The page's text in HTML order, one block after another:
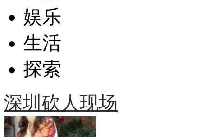
娱乐
生活
探索
深圳砍人现场